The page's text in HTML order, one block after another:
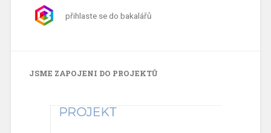
přihlaste se do bakalářů
JSME ZAPOJENI DO PROJEKTŮ